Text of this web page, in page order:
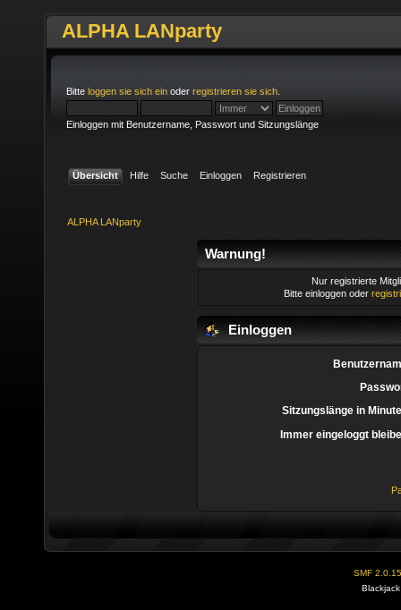
ALPHA LANparty
Bitte loggen sie sich ein oder registrieren sie sich
Einloggen mit Benutzername, Passwort und Sitzungslänge
Übersicht Hilfe Suche Einloggen Registrieren
ALPHA LANparty
Warnung!
Nur registrierte
Bitte einloggen oder
Einloggen
Sitzungslänge in
Immer eingeloggt
SMF 2.0.15